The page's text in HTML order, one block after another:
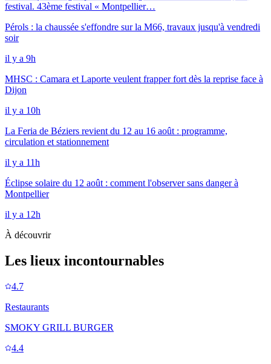
festival. 43ème festival « Montpellier…
Pérols : la chaussée s'effondre sur la M66, travaux jusqu'à vendredi
soir
il y a 9h
MHSC : Camara et Laporte veulent frapper fort dès la reprise face à
Dijon
il y a 10h
La Feria de Béziers revient du 12 au 16 août : programme,
circulation et stationnement
il y a 11h
Éclipse solaire du 12 août : comment l'observer sans danger à
Montpellier
il y a 12h
À découvrir
Les lieux incontournables
4.7
Restaurants
SMOKY GRILL BURGER
4.4